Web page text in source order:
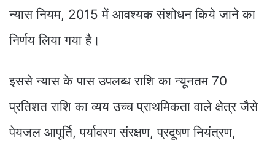
न्यास नियम, 2015 में आवश्यक संशोधन किये जाने का
निर्णय लिया गया है।
इससे न्यास के पास उपलब्ध राशि का न्यूनतम 70
प्रतिशत राशि का व्यय उच्च प्राथमिकता वाले क्षेत्र जैसे
पेयजल आपूर्ति, पर्यावरण संरक्षण, प्रदूषण नियंत्रण,